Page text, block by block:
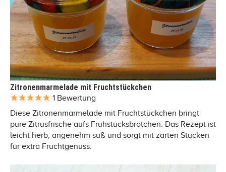
Zitronenmarmelade mit Fruchtstückchen
1 Bewertung
Diese Zitronenmarmelade mit Fruchtstückchen bringt
pure Zitrusfrische aufs Frühstücksbrötchen. Das Rezept ist
leicht herb, angenehm süß und sorgt mit zarten Stücken
für extra Fruchtgenuss.